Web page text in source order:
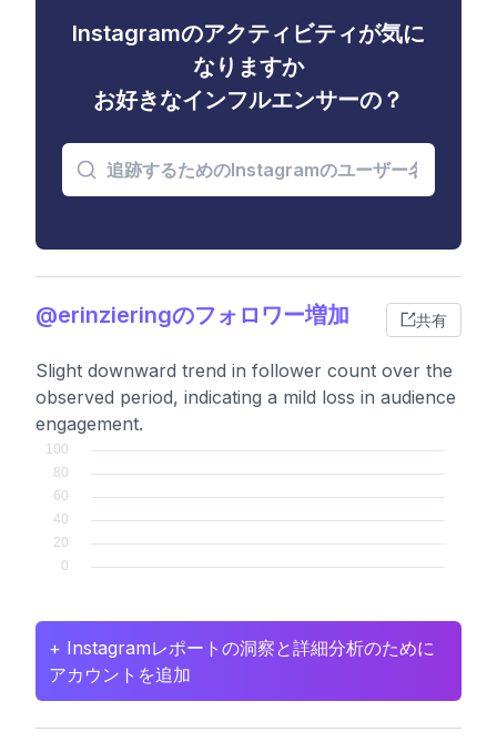
Instagramのアクティビティが気に
なりますか
お好きなインフルエンサーの？
@erinzieringのフォロワー増加 共有
Slight downward trend in follower count over the
observed period, indicating a mild loss in audience
engagement.
+ Instagramレポートの洞察と詳細分析のために
アカウントを追加